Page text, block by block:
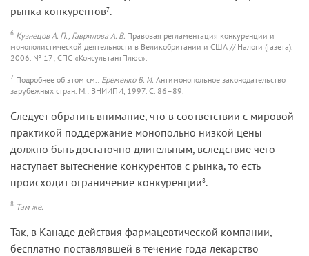
рынка конкурентов7.
6 Кузнецов А. П., Гаврилова А. В. Правовая регламентация конкуренции и
монополистической деятельности в Великобритании и США // Налоги (газета).
2006. № 17; СПС «КонсультантПлюс».
7 Подробнее об этом см.: Еременко В. И. Антимонопольное законодательство
зарубежных стран. М.: ВНИИПИ, 1997. С. 86–89.
Следует обратить внимание, что в соответствии с мировой
практикой поддержание монопольно низкой цены
должно быть достаточно длительным, вследствие чего
наступает вытеснение конкурентов с рынка, то есть
происходит ограничение конкуренции8.
8 Там же.
Так, в Канаде действия фармацевтической компании,
бесплатно поставлявшей в течение года лекарство